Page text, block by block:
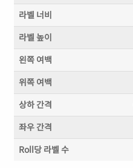
라벨 너비
라벨 높이
왼쪽 여백
위쪽 여백
상하 간격
좌우 간격
Roll당 라벨 수